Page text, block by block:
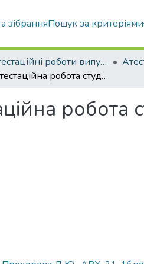
зібранняПошук за критеріями
Атестаційні роботи випускників
Атестаційна робота студентки Прохорової Діани Юріївни
робота